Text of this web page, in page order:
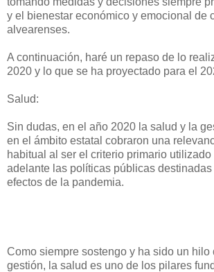
y el bienestar económico y emocional de
alvearenses.
A continuación, haré un repaso de lo
2020 y lo que se ha proyectado para el
Salud:
Sin dudas, en el año 2020 la salud y la
en el ámbito estatal cobraron una
habitual al ser el criterio primario
adelante las políticas públicas
efectos de la pandemia.
Como siempre sostengo y ha sido un hilo
gestión, la salud es uno de los pilares